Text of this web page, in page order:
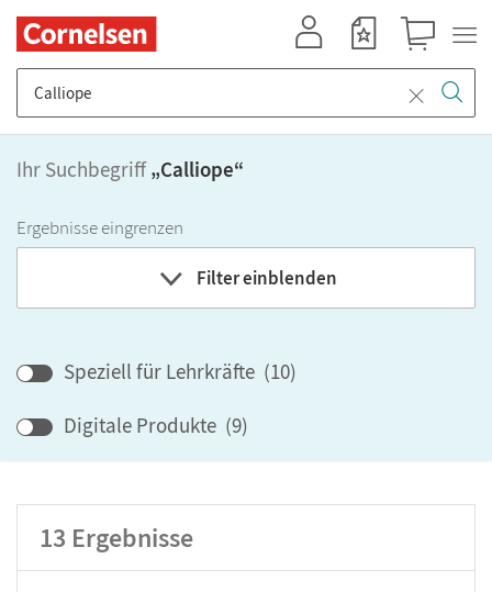
Ihr Suchbegriff „Calliope“
Ergebnisse eingrenzen
Filter einblenden
Bundesland
Lehrwerk/Reihe
Speziell für Lehrkräfte (10)
Digitale Produkte (9)
13 Ergebnisse